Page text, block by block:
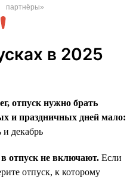
партнёры»
в 2025
отпуск нужно брать
и праздничных дней мало:
и декабрь
отпуск не включают. Если
отпуск, к которому